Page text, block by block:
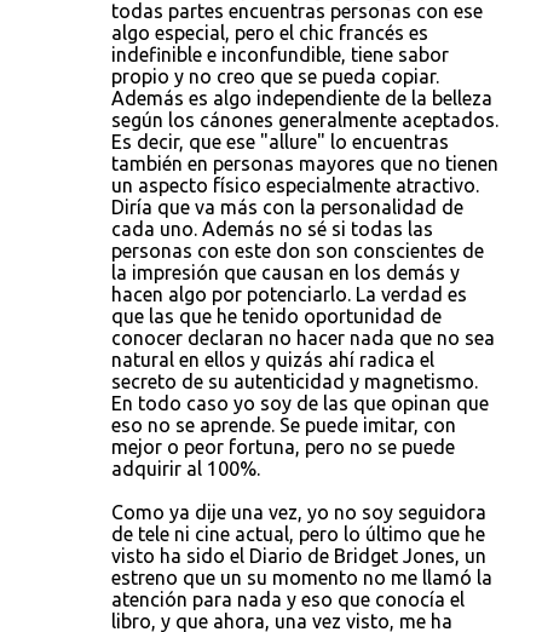
todas partes encuentras personas con ese
algo especial, pero el chic francés es
indefinible e inconfundible, tiene sabor
propio y no creo que se pueda copiar.
Además es algo independiente de la belleza
según los cánones generalmente aceptados.
Es decir, que ese "allure" lo encuentras
también en personas mayores que no tienen
un aspecto físico especialmente atractivo.
Diría que va más con la personalidad de
cada uno. Además no sé si todas las
personas con este don son conscientes de
la impresión que causan en los demás y
hacen algo por potenciarlo. La verdad es
que las que he tenido oportunidad de
conocer declaran no hacer nada que no sea
natural en ellos y quizás ahí radica el
secreto de su autenticidad y magnetismo.
En todo caso yo soy de las que opinan que
eso no se aprende. Se puede imitar, con
mejor o peor fortuna, pero no se puede
adquirir al 100%.
Como ya dije una vez, yo no soy seguidora
de tele ni cine actual, pero lo último que he
visto ha sido el Diario de Bridget Jones, un
estreno que un su momento no me llamó la
atención para nada y eso que conocía el
libro, y que ahora, una vez visto, me ha